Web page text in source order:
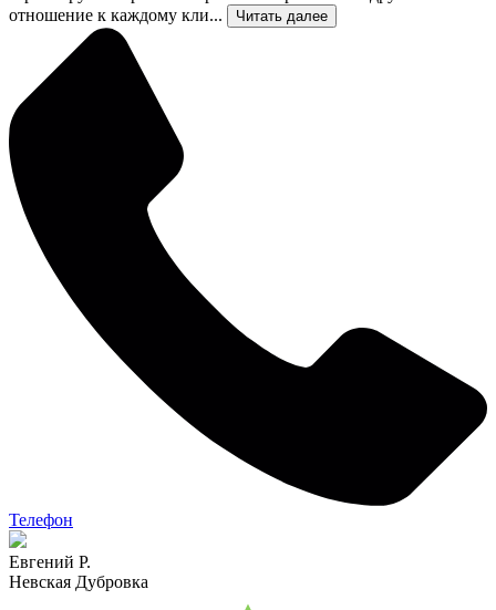
отношение к каждому кли...
Читать далее
Телефон
Евгений Р.
Невская Дубровка